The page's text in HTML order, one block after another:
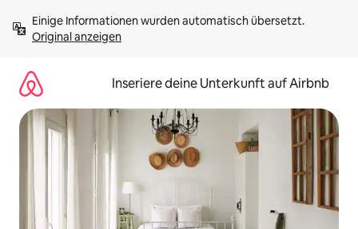
Inhalten
springenOriginal anzeigen
Inseriere deine Unterkunft auf Airbnb